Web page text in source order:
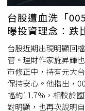
更推出打卡禮與滿額
家。（圖／品牌提供
覺區，集結
並設置 JEONGHAN
念，成為本次活動的
間：2026 年 7 月 31
館LaLaport 台中2樓
六、日之12:00–16:00
皆加碼推出社群打卡
分享。真的由衷感謝
文曝光後引發熱議，
母親的遺愛做了最大
「太棒了」、「謝謝
人）的事情」、「非
台股遭血洗「
曝投資理念：跌
台股近期出現明顯回
管。理財作家施昇輝
市修正中，持有元大
保持安心。他指出，
幅約11.7%，相較於
對明顯，也再次說明